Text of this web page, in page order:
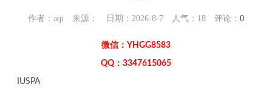
作者：aqi 来源： 日期：2026-8-7 人气： 18 评论： 0
微信：YHGG8583
QQ：3347615065
IUSPA